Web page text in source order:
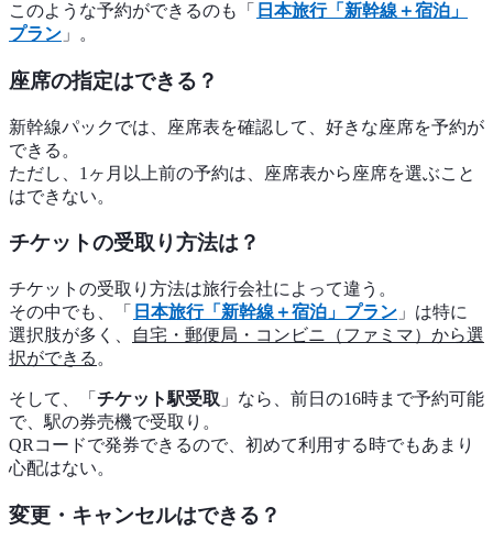
このような予約ができるのも「
日本旅行「新幹線＋宿泊」
プラン 」。
座席の指定はできる？
新幹線パックでは、座席表を確認して、好きな座席を予約が
できる。
ただし、1ヶ月以上前の予約は、座席表から座席を選ぶこと
はできない。
チケットの受取り方法は？
チケットの受取り方法は旅行会社によって違う。
その中でも、「
日本旅行「新幹線＋宿泊」プラン 」は特に
選択肢が多く、
自宅・郵便局・コンビニ（ファミマ）から選
択ができる 。
そして、「 チケット駅受取 」なら、前日の16時まで予約可能
で、駅の券売機で受取り。
QRコードで発券できるので、初めて利用する時でもあまり
心配はない。
変更・キャンセルはできる？